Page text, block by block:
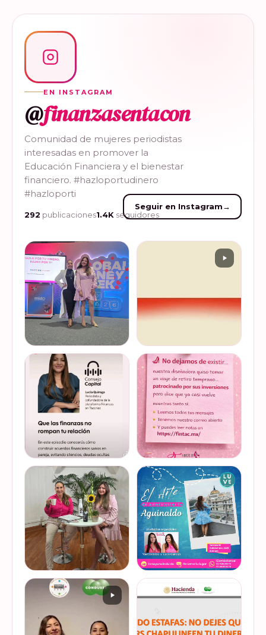
EN INSTAGRAM
@finanzasentacon
Comunidad de mujeres periodistas
interesadas en promover la
Educación Financiera y el bienestar
financiero. #hazloportudinero
#hazloporti
292 publicaciones1.4K seguidores
Seguir en Instagram→
Felices de haber sido
invitadas, por cuarto año
consecutivo, a participar en
la Global Money Week, una
iniciativa que impulsa la
educación f…
VER EN
INSTAGRAM
Del 17 al 22 de marzo se
lleva a cabo la Global
Money Week 2026 (Semana
Mundial del Dinero).
Finanzas en Tacones
somos parte de esta
Jornada…
VER EN
INSTAGRAM
@lucyquiroga tuvo la
oportunidad de conversar
con la gran Ilana Sod, en el
#podcast Consejo Capital
de @scotiabankmx Gracias
por la invitac…
VER EN
INSTAGRAM
Prometemos que no
desaparecimos… solo
estamos reorganizando
todo (y esperando a que el
diseñador vuelva del retiro
😅). No estamos publicand…
VER EN
INSTAGRAM
De cuando te toca ser la
entrevistada. Un placer
platicar con Esther Luiselli
de tus finanzas en la serie
de "Mu…
VER EN
INSTAGRAM
¿Quieres conocer cuál es la
mejor forma de gestionar
ese dinero extra de fin de
ahorro o aguinaldo, es un
dinero…
VER EN
INSTAGRAM